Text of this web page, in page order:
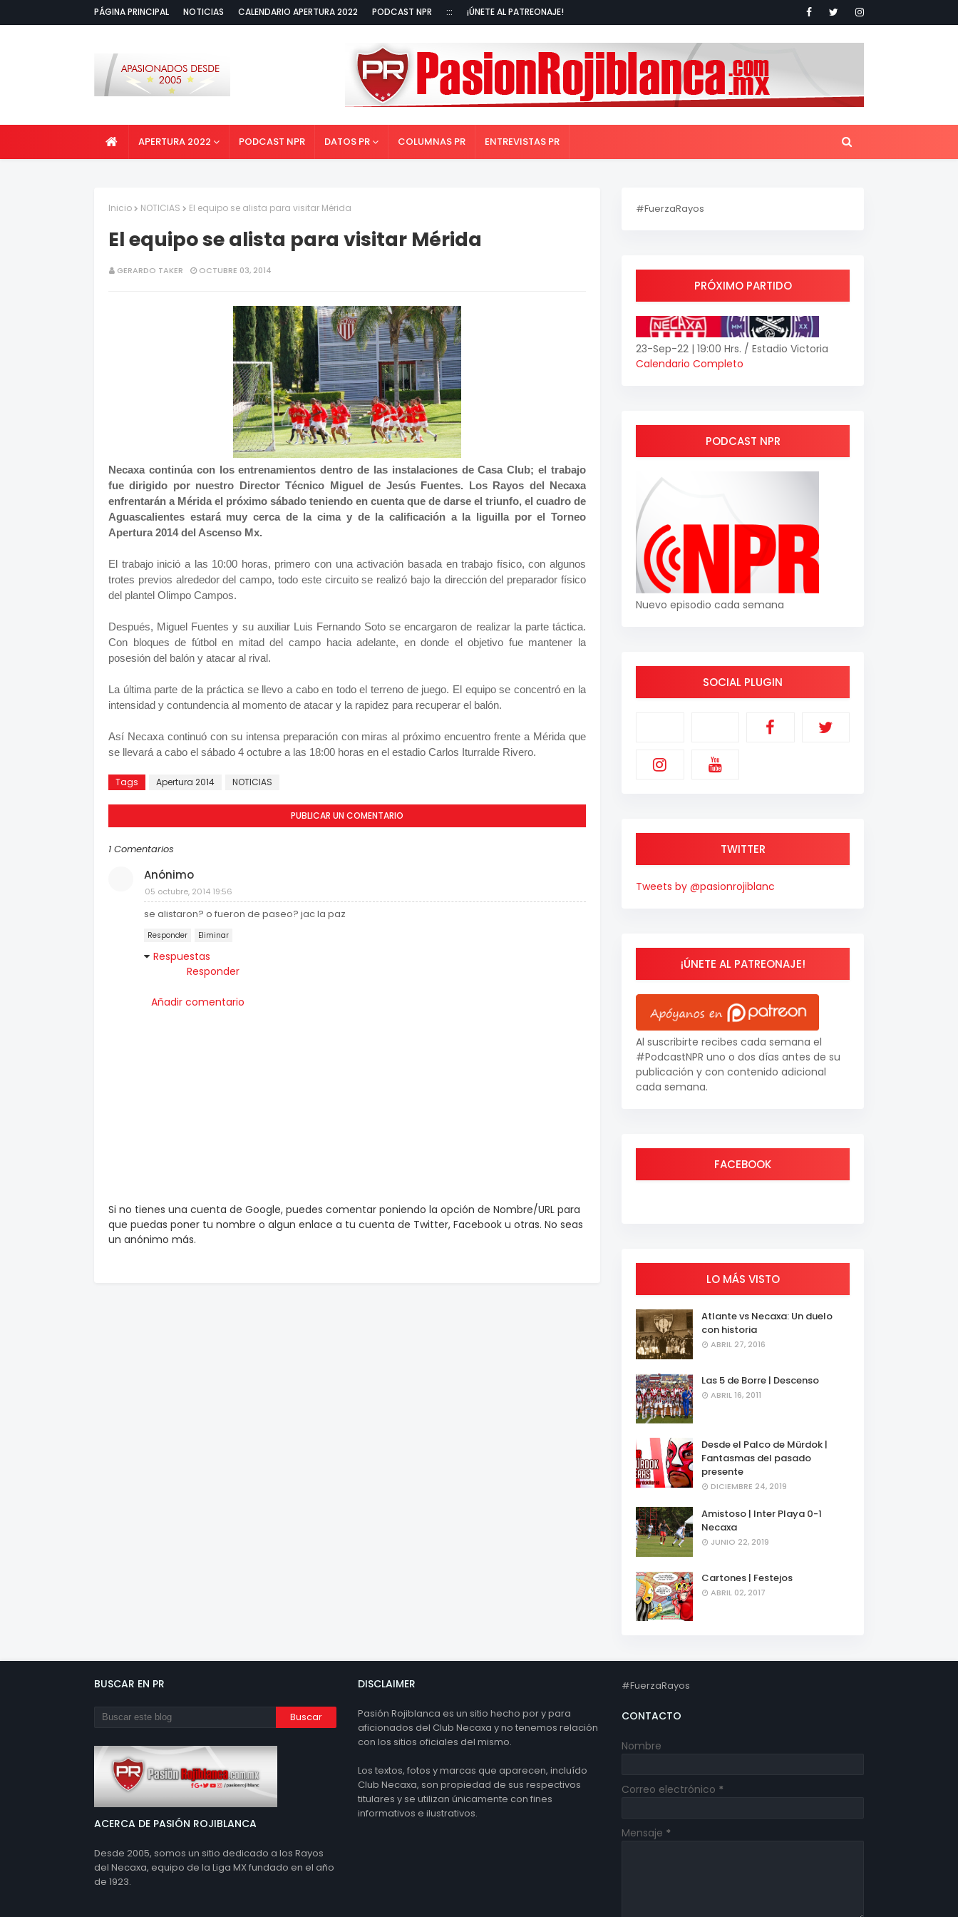
PÁGINA PRINCIPAL NOTICIAS CALENDARIO APERTURA 2022 PODCAST NPR ::: ¡ÚNETE AL PATREONAJE!
APERTURA 2022 PODCAST NPR DATOS PR COLUMNAS PR ENTREVISTAS PR
Inicio NOTICIAS El equipo se alista para visitar Mérida
El equipo se alista para visitar Mérida
GERARDO TAKER OCTUBRE 03, 2014
Necaxa continúa con los entrenamientos dentro de las instalaciones de Casa Club; el trabajo
fue dirigido por nuestro Director Técnico Miguel de Jesús Fuentes. Los Rayos del Necaxa
enfrentarán a Mérida el próximo sábado teniendo en cuenta que de darse el triunfo, el cuadro de
Aguascalientes estará muy cerca de la cima y de la calificación a la liguilla por el Torneo
Apertura 2014 del Ascenso Mx.
El trabajo inició a las 10:00 horas, primero con una activación basada en trabajo físico, con algunos
trotes previos alrededor del campo, todo este circuito se realizó bajo la dirección del preparador físico
del plantel Olimpo Campos.
Después, Miguel Fuentes y su auxiliar Luis Fernando Soto se encargaron de realizar la parte táctica.
Con bloques de fútbol en mitad del campo hacia adelante, en donde el objetivo fue mantener la
posesión del balón y atacar al rival.
La última parte de la práctica se llevo a cabo en todo el terreno de juego. El equipo se concentró en la
intensidad y contundencia al momento de atacar y la rapidez para recuperar el balón.
Así Necaxa continuó con su intensa preparación con miras al próximo encuentro frente a Mérida que
se llevará a cabo el sábado 4 octubre a las 18:00 horas en el estadio Carlos Iturralde Rivero.
Tags Apertura 2014 NOTICIAS
PUBLICAR UN COMENTARIO
1 Comentarios
Anónimo
05 octubre, 2014 19:56
se alistaron? o fueron de paseo? jac la paz
Responder Eliminar
Respuestas
Responder
Añadir comentario
Si no tienes una cuenta de Google, puedes comentar poniendo la opción de Nombre/URL para
que puedas poner tu nombre o algun enlace a tu cuenta de Twitter, Facebook u otras. No seas
un anónimo más.
#FuerzaRayos
PRÓXIMO PARTIDO
23-Sep-22 | 19:00 Hrs. / Estadio Victoria
Calendario Completo
PODCAST NPR
Nuevo episodio cada semana
SOCIAL PLUGIN
TWITTER
Tweets by @pasionrojiblanc
¡ÚNETE AL PATREONAJE!
Al suscribirte recibes cada semana el
#PodcastNPR uno o dos días antes de su
publicación y con contenido adicional
cada semana.
FACEBOOK
LO MÁS VISTO
Atlante vs Necaxa: Un duelo
con historia
ABRIL 27, 2016
Las 5 de Borre | Descenso
ABRIL 16, 2011
Desde el Palco de Mürdok |
Fantasmas del pasado
presente
DICIEMBRE 24, 2019
Amistoso | Inter Playa 0-1
Necaxa
JUNIO 22, 2019
Cartones | Festejos
ABRIL 02, 2017
BUSCAR EN PR
ACERCA DE PASIÓN ROJIBLANCA
Desde 2005, somos un sitio dedicado a los Rayos
del Necaxa, equipo de la Liga MX fundado en el año
de 1923.
DISCLAIMER
Pasión Rojiblanca es un sitio hecho por y para
aficionados del Club Necaxa y no tenemos relación
con los sitios oficiales del mismo.
Los textos, fotos y marcas que aparecen, incluído
Club Necaxa, son propiedad de sus respectivos
titulares y se utilizan únicamente con fines
informativos e ilustrativos.
#FuerzaRayos
CONTACTO
Nombre
Correo electrónico *
Mensaje *